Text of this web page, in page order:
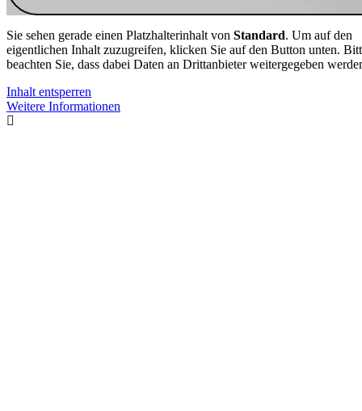
Sie sehen gerade einen Platzhalterinhalt von Standard. Um auf den
eigentlichen Inhalt zuzugreifen, klicken Sie auf den Button unten.
beachten Sie, dass dabei Daten an Drittanbieter weitergegeben
Inhalt entsperren
Weitere Informationen